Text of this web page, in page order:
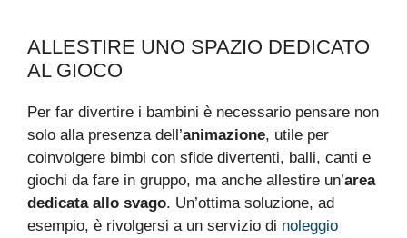
ALLESTIRE UNO SPAZIO DEDICATO
AL GIOCO
Per far divertire i bambini è necessario pensare non
solo alla presenza dell’animazione, utile per
coinvolgere bimbi con sfide divertenti, balli, canti e
giochi da fare in gruppo, ma anche allestire un’area
dedicata allo svago. Un’ottima soluzione, ad
esempio, è rivolgersi a un servizio di noleggio